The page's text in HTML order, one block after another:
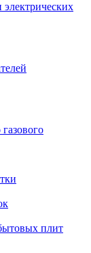
плит